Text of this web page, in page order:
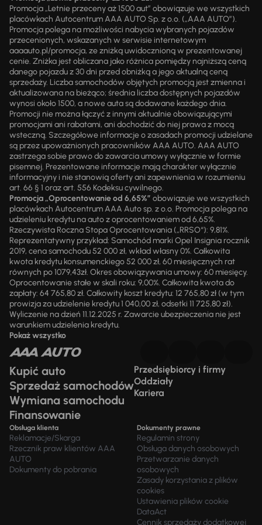
Promocja „Letnie przeceny aż 1500 aut” obowiązuje we wszystkich
placówkach Autocentrum AAA AUTO Sp. z o.o. („AAA AUTO”).
Promocja polega na możliwości nabycia wybranych pojazdów
przecenionych, wskazanych w serwisie internetowym
aaaauto.pl/promocja, ze zniżką uwidocznioną w prezentowanej
cenie. Zniżka jest obliczana jako różnica pomiędzy najniższą ceną
danego pojazdu z 30 dni przed obniżką a jego aktualną ceną
sprzedaży. Liczba samochodów objętych promocją jest zmienna i
aktualizowana na bieżąco; średnia liczba dostępnych pojazdów
wynosi około 1500, a nowe auta są dodawane każdego dnia.
Promocji nie można łączyć z innymi aktualnie obowiązującymi
promocjami ani rabatami, ani dochodzić do niej prawa z mocą
wsteczną. Szczegółowe informacje o zasadach promocji udzielane
są przez upoważnionych pracowników AAA AUTO. AAA AUTO
zastrzega sobie prawo do zawarcia umowy wyłącznie w formie
pisemnej. Prezentowane informacje mają charakter wyłącznie
informacyjny i nie stanowią oferty ani zapewnienia w rozumieniu
art. 66 § 1 oraz art. 556 Kodeksu cywilnego.
Promocja „Oprocentowanie od 6,65%” obowiązuje we wszystkich
placówkach Autocentrum AAA Auto sp. z o.o. Promocja polega na
udzieleniu kredytu na auto z oprocentowaniem od 6,65%.
Rzeczywista Roczna Stopa Oprocentowania („RRSO“): 9,81%.
Reprezentatywny przykład: Samochód marki Opel Insignia rocznik
2019, cena samochodu 52 000 zł, wkład własny 0%. Całkowita
kwota kredytu konsumenckiego 52 000 zł, 60 miesięcznych rat
równych po 1079,43zł. Okres obowiązywania umowy: 60 miesięcy.
Oprocentowanie stałe w skali roku: 9,00%. Całkowita kwota do
zapłaty: 64 765,80 zł. Całkowity koszt kredytu: 12 765,80 zł (w tym
prowizja za udzielenie kredytu 1 040,00 zł, odsetki 11 725,80 zł).
Wyliczenie na dzień 11.12.2025 r. Zawarcie ubezpieczenia nie jest
warunkiem udzielenia kredytu.
Pokaż wszystko
Kupić auto
Sprzedaż samochodów
Wymiana samochodu
Finansowanie
Przedsiębiorcy i firmy
Oddziały
Kariera
Obsługa klienta
Reklamacje/Skarga
Rzecznik praw klientów AAA
AUTO
Dokumenty do pobrania
Dokumenty prawne
Regulamin strony
Obsługa danych osobowych
Przetwarzanie danych
osobowych
Zasady korzystania z plików
cookies
Ustawienia plików cookie
DataAct
Cennik sprzedaży dodatkowej